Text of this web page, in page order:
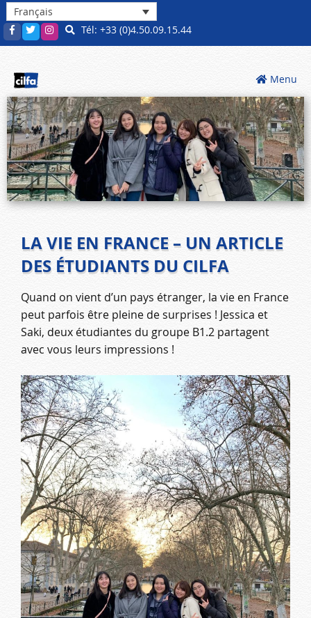
Français
Tél: +33 (0)4.50.09.15.44
Menu
LA VIE EN FRANCE – UN ARTICLE
DES ÉTUDIANTS DU CILFA
Quand on vient d’un pays étranger, la vie en France
peut parfois être pleine de surprises ! Jessica et
Saki, deux étudiantes du groupe B1.2 partagent
avec vous leurs impressions !